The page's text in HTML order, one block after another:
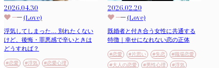
2026.04.30
(Love)
浮気してしまった… 別れたくない
けど、後悔・罪悪感で辛いときは
どうすれば？
#恋愛 #浮気
#恋愛心理
2026.02.20
(Love)
既婚者と付き合う女性に共通する
特徴｜幸せになれない恋の正体
#恋愛 #片思い #失恋
#職場恋愛
#大人の恋愛
#男性心理
#浮気